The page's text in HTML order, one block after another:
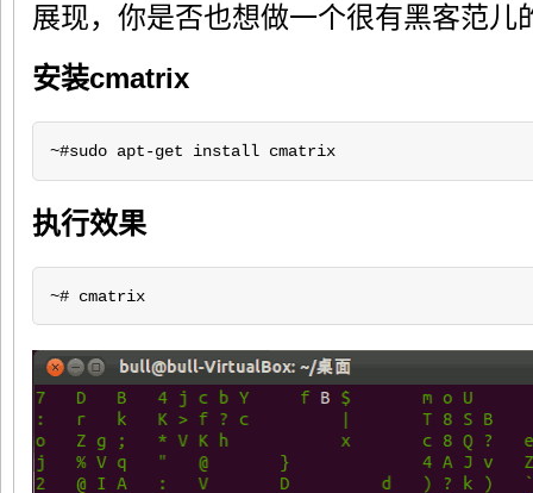
展现，你是否也想做一个很有黑客范儿
安装cmatrix
~#sudo apt-get install cmatrix
执行效果
~# cmatrix